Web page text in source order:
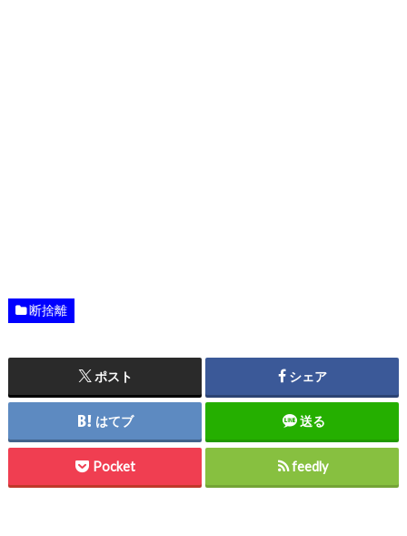
断捨離
ポスト シェア
はてブ 送る
Pocket feedly